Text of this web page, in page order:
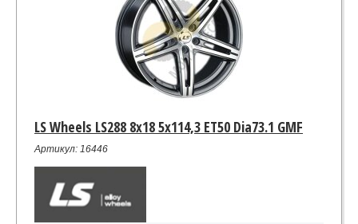
LS Wheels LS288 8x18 5x114,3 ET50 Dia73.1 GMF
Артикул: 16446